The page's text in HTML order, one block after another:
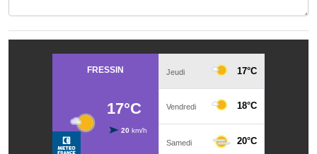
L'office de tourisme
Le conseil départemental
Services publics intercommunaux